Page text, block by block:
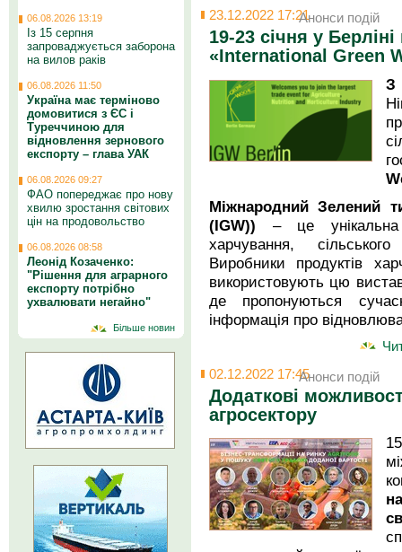
23.12.2022 17:21Анонси подій
19-23 січня у
«International Green
З
Міжнародний Зелений
(IGW)) – це унікальна
харчування,
Виробники продуктів
використовують цю
де пропонуються
інформація про
02.12.2022 17:45Анонси подій
Додаткові
агросектору
06.08.2026 13:19
Із 15 серпня
запроваджується заборона
на вилов раків
06.08.2026 11:50
Україна має терміново
домовитися з ЄС і
Туреччиною для
відновлення зернового
експорту – глава УАК
06.08.2026 09:27
ФАО попереджає про нову
хвилю зростання світових
цін на продовольство
06.08.2026 08:58
Леонід Козаченко:
"Рішення для аграрного
експорту потрібно
ухвалювати негайно"
Більше новин